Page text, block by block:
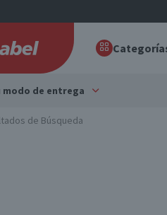
modo de entrega
de Búsqueda